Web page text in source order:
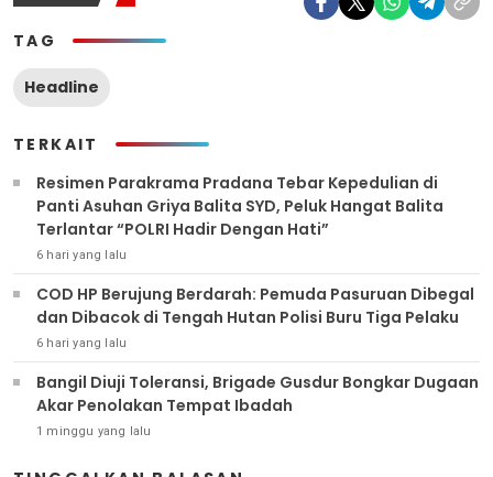
TAG
Headline
TERKAIT
Resimen Parakrama Pradana Tebar Kepedulian di
Panti Asuhan Griya Balita SYD, Peluk Hangat Balita
Terlantar “POLRI Hadir Dengan Hati”
6 hari yang lalu
COD HP Berujung Berdarah: Pemuda Pasuruan Dibegal
dan Dibacok di Tengah Hutan Polisi Buru Tiga Pelaku
6 hari yang lalu
Bangil Diuji Toleransi, Brigade Gusdur Bongkar Dugaan
Akar Penolakan Tempat Ibadah
1 minggu yang lalu